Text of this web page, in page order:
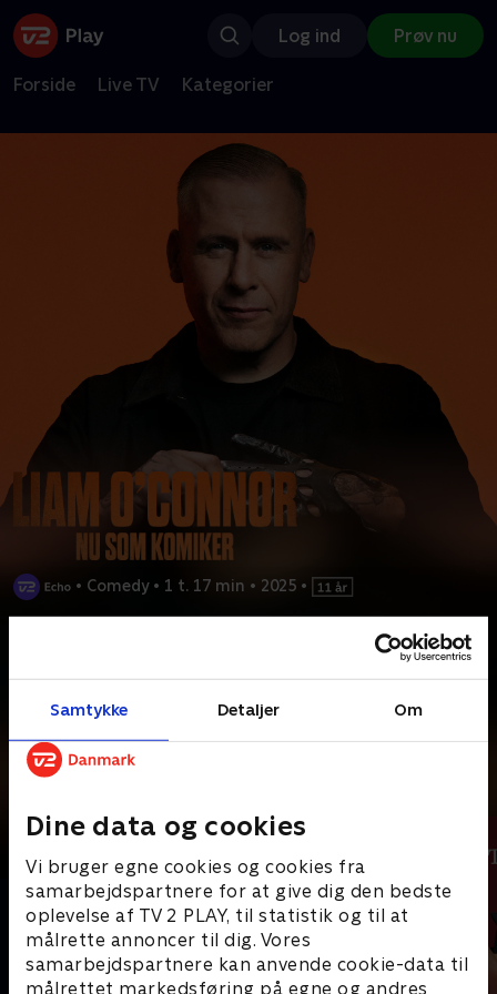
Samtykke Detaljer Om
Dine data og cookies
Vi bruger egne cookies og cookies fra
samarbejdspartnere for at give dig den bedste
oplevelse af TV 2 PLAY, til statistik og til at
målrette annoncer til dig. Vores
samarbejdspartnere kan anvende cookie-data til
målrettet markedsføring på egne og andres
Log ind Prøv nu
Forside Live TV Kategorier
• Comedy • 1 t. 17 min • 2025 •
Liam O'Connor er vant til at stå på scenen, men aldrig uden
Andre så også